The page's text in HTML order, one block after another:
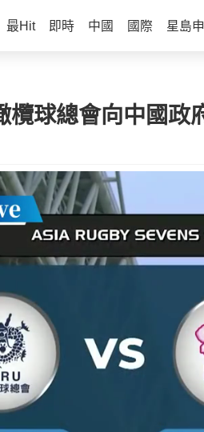
最Hit 即時 中國 國際 星島
欖球總會向中國政